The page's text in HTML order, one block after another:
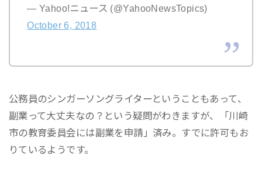
— Yahoo!ニュース (@YahooNewsTopics)
October 6, 2018
公務員のシンガーソングライターということもあって、
副業って大丈夫なの？という疑問がわきますが、「川崎
市の教育委員会には副業を申請」済み。すでに許可もお
りているようです。